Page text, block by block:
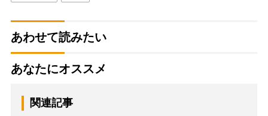
あわせて読みたい
あなたにオススメ
関連記事